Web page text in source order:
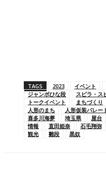
TAGS 2023 イベント
ジャンボひな段
スピラ・ス
トークイベント
まちづくり
人形のまち
人形仮装パレー
喜多川海夢
埼玉県 屋台
情報
直田姫奈 石毛翔弥
観光
雛段 黒奴